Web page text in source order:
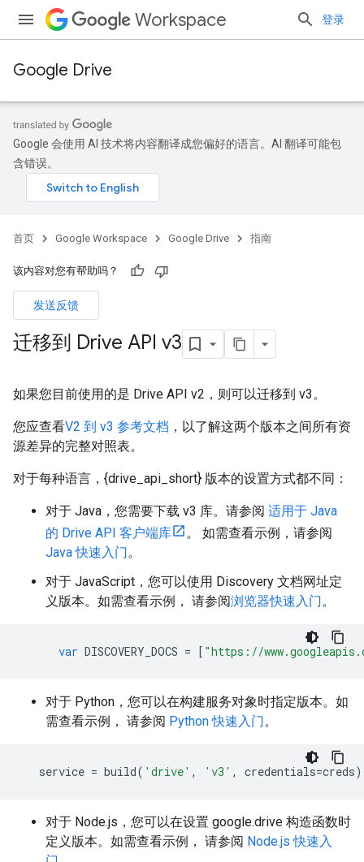
Workspace 登录
Google Drive
Google 会使用 AI 技术将内容翻译成您偏好的语言。AI 翻译可能包
含错误。
首页 Google Workspace Google Drive 指南
该内容对您有帮助吗？
发送反馈
迁移到 Drive API v3
如果您目前使用的是 Drive API v2，则可以迁移到 v3。
您应查看V2 到 v3 参考文档 ，以了解这两个版本之间所有资
源差异的完整对照表。
对于每种语言，{drive_api_short} 版本的设置方式都不同：
对于 Java，您需要下载 v3 库。请参阅 适用于 Java
的 Drive API 客户端库
。 如需查看示例，请参阅
Java 快速入门。
对于 JavaScript，您可以使用 Discovery 文档网址定
义版本。如需查看示例， 请参阅浏览器快速入门。
var DISCOVERY_DOCS = [ "https://
对于 Python，您可以在构建服务对象时指定版本。如
需查看示例， 请参阅 Python 快速入门。
service = build( 'drive' , 'v3' , credentials=creds)
对于 Node.js，您可以在设置 google.drive 构造函数时
定义版本。如需查看示例， 请参阅 Node.js 快速入